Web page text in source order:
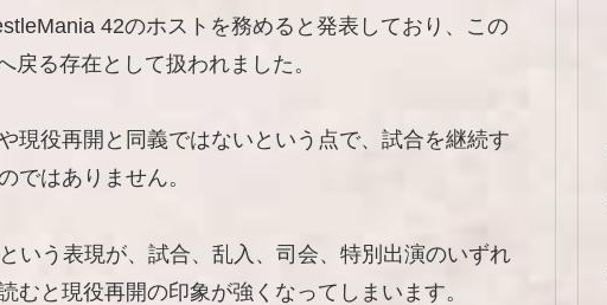
42のホストを務めると発表しており、この
る存在として扱われました。
現役再開と同義ではないという点で、試合を継続す
ではありません。
いう表現が、試合、乱入、司会、特別出演のいずれ
と現役再開の印象が強くなってしまいます。